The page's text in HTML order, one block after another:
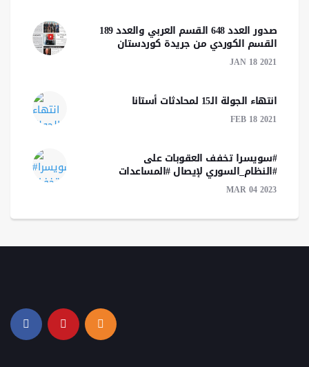
صدور العدد 648 القسم العربي والعدد 189
القسم الكوردي من جريدة كوردستان
JAN 18 2021
انتهاء الجولة الـ15 لمحادثات أستانا
FEB 18 2021
#سويسرا تخفف العقوبات على
#النظام_السوري لإيصال #المساعدات
MAR 04 2023